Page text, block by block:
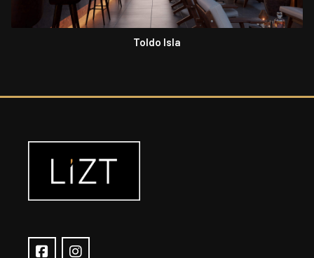
Toldo Isla